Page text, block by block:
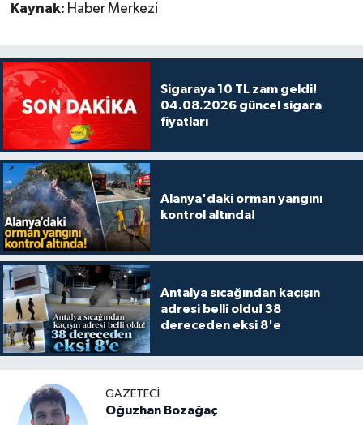
Kaynak: Haber Merkezi
Sigaraya 10 TL zam geldi!
04.08.2026 güncel sigara
fiyatları
Alanya'daki orman yangını
kontrol altında!
Antalya sıcağından kaçışın
adresi belli oldu! 38
dereceden eksi 8'e
GAZETECİ
Oğuzhan Bozağaç